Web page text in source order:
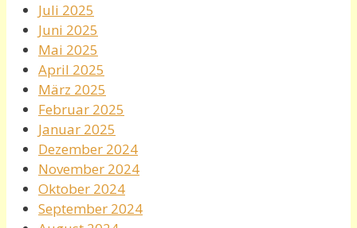
Juli 2025
Juni 2025
Mai 2025
April 2025
März 2025
Februar 2025
Januar 2025
Dezember 2024
November 2024
Oktober 2024
September 2024